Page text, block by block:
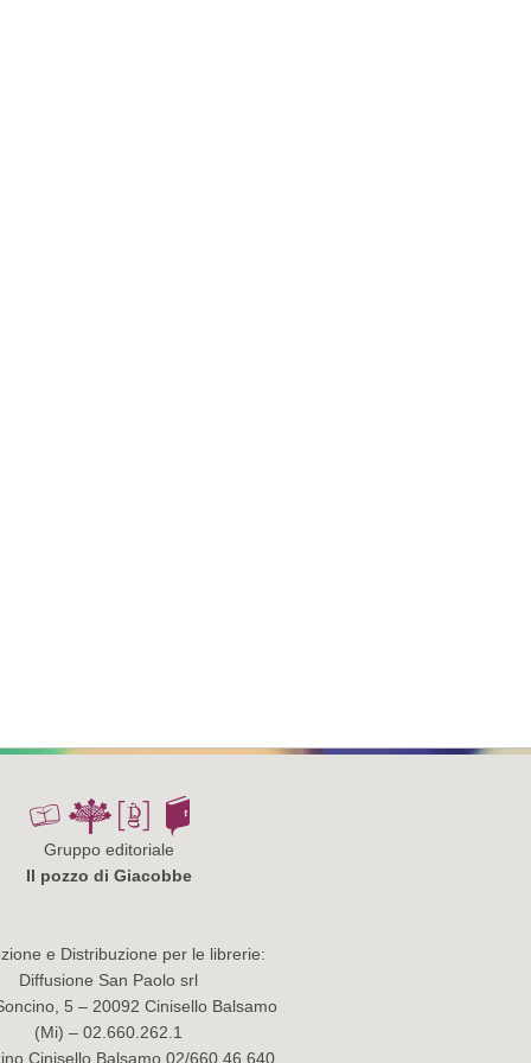
Gruppo editoriale
Il pozzo di Giacobbe
e Distribuzione per le librerie:
Diffusione San Paolo srl
5 – 20092 Cinisello Balsamo
(Mi) – 02.660.262.1
Cinisello Balsamo 02/660.46.640